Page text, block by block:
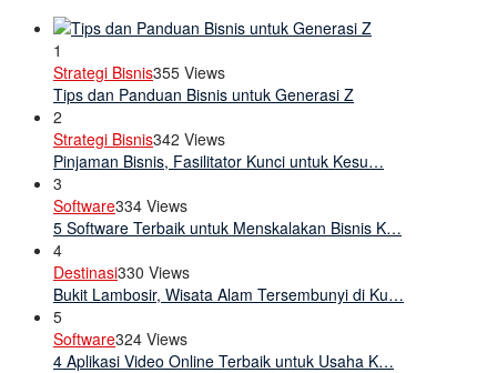
1
Strategi Bisnis355 Views
Tips dan Panduan Bisnis untuk Generasi Z
2
Strategi Bisnis342 Views
Pinjaman Bisnis, Fasilitator Kunci untuk Kesu…
3
Software334 Views
5 Software Terbaik untuk Menskalakan Bisnis K…
4
Destinasi330 Views
Bukit Lambosir, Wisata Alam Tersembunyi di Ku…
5
Software324 Views
4 Aplikasi Video Online Terbaik untuk Usaha K…